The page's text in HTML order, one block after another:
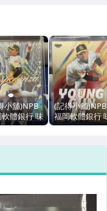
小舖)NPB
體銀行 味
若熙龍之
限
現貨如
(記得小舖)NPB
福岡軟體銀行
全龍徐若熙龍
YOUNG GUN